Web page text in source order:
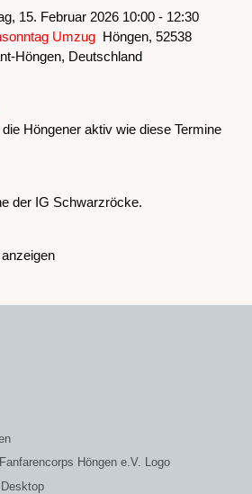
15. Februar 2026 10:00 - 12:30
Umzug Höngen, 52538
Höngen, Deutschland
Höngener aktiv wie diese Termine
der IG Schwarzröcke.
Höngen e.V. Logo